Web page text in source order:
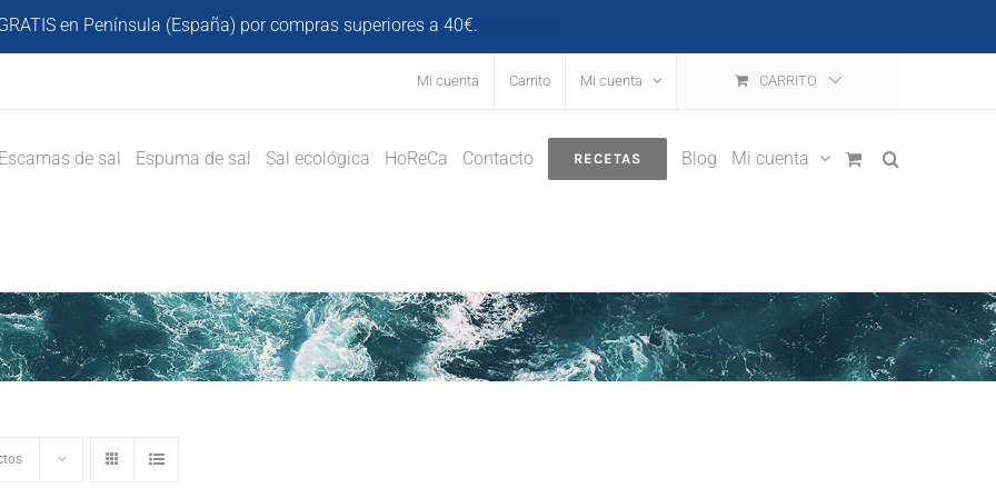
en Península (España) por compras superiores a 40€.
Mi cuenta Carrito Mi cuenta CARRITO
Escamas de sal Espuma de sal Sal ecológica HoReCa Contacto RECETAS Blog Mi cuenta